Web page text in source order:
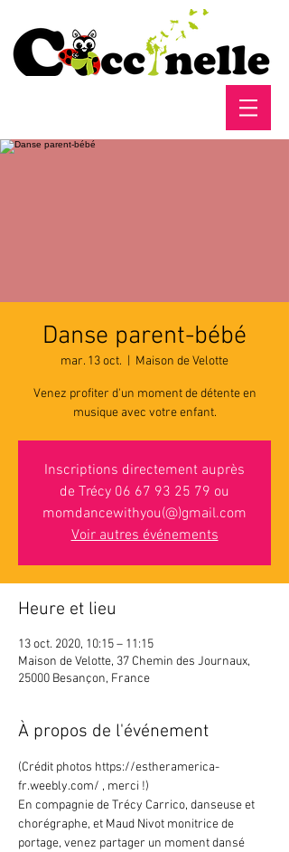
Danse parent-bébé
mar. 13 oct. Maison de Velotte
Venez profiter d'un moment de détente en
musique avec votre enfant.
Inscriptions directement auprès
de Trécy 06 67 93 25 79 ou
momdancewithyou(@)gmail.com
Voir autres événements
Heure et lieu
13 oct. 2020, 10:15 – 11:15
Maison de Velotte, 37 Chemin des Journaux,
25000 Besançon, France
À propos de l'événement
(Crédit photos https://estheramerica-
fr.weebly.com/ , merci !)
En compagnie de Trécy Carrico, danseuse et
chorégraphe, et Maud Nivot monitrice de
portage, venez partager un moment dansé